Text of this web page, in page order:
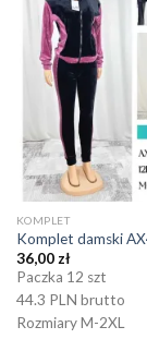
KOMPLET
Komplet damski
36,00zł
Paczka 12 szt
44.3 PLN brutto
Rozmiary M-2XL